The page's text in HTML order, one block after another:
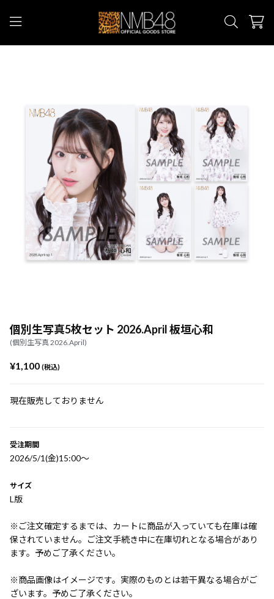
個別生写真5枚セット 2026.April 板垣心和
(個別生写真 2026.April)
¥1,100 (税込)
現在販売しておりません
受注期間
2026/5/1(金)15:00〜
サイズ
L版
※ご注文確定するまでは、カートに商品が入っていても在庫は確
保されていません。ご注文手続き中に在庫切れとなる場合があり
ます。予めご了承ください。
※商品画像はイメージです。実際のものとは若干異なる場合がご
ざいます。予めご了承ください。